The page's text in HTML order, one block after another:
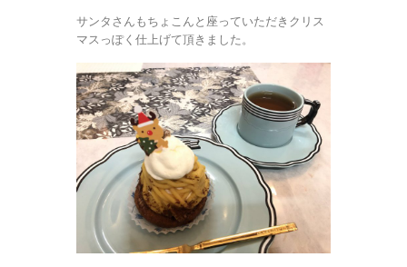
サンタさんもちょこんと座っていただきクリス
マスっぽく仕上げて頂きました。